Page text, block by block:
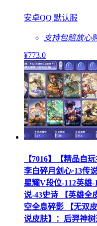
安卓QQ 默认服
支持包赔放心
¥773.0
【7016】【精品自
李白碎月剑心·13传
星耀V段位-112英雄-
说-43史诗 【英雄全
空全息碎影 【无双
说皮肤】：后羿神